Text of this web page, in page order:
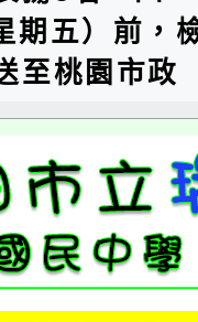
期五）前，
至桃園市政